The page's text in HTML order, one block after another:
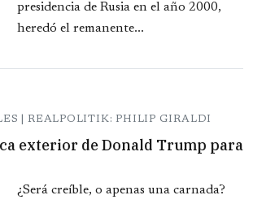
presidencia de Rusia en el año 2000,
heredó el remanente...
| REALPOLITIK: PHILIP GIRALDI
exterior de Donald Trump para
¿Será creíble, o apenas una carnada?